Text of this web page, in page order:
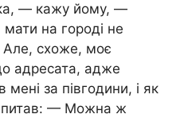
— кажу йому, —
на городі не
схоже, моє
адресата, адже
мені за півгодини, і як
— Можна ж